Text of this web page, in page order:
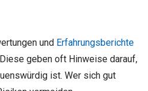
und Erfahrungsberichte
geben oft Hinweise darauf,
ist. Wer sich gut